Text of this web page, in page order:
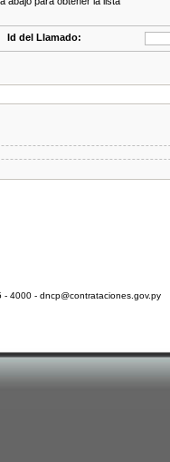
Id del Llamado:
4000 - dncp@contrataciones.gov.py